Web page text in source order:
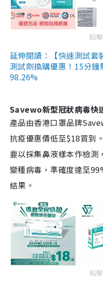
點
延伸閱讀：【快速測試套
測試劑換購優惠！15分
98.26%
Savewo新型冠狀病毒快
產品由香港口罩品牌
抗疫優惠價低至$18買到
要以採集鼻液樣本作檢
變種病毒，準確度達至
結果。
點